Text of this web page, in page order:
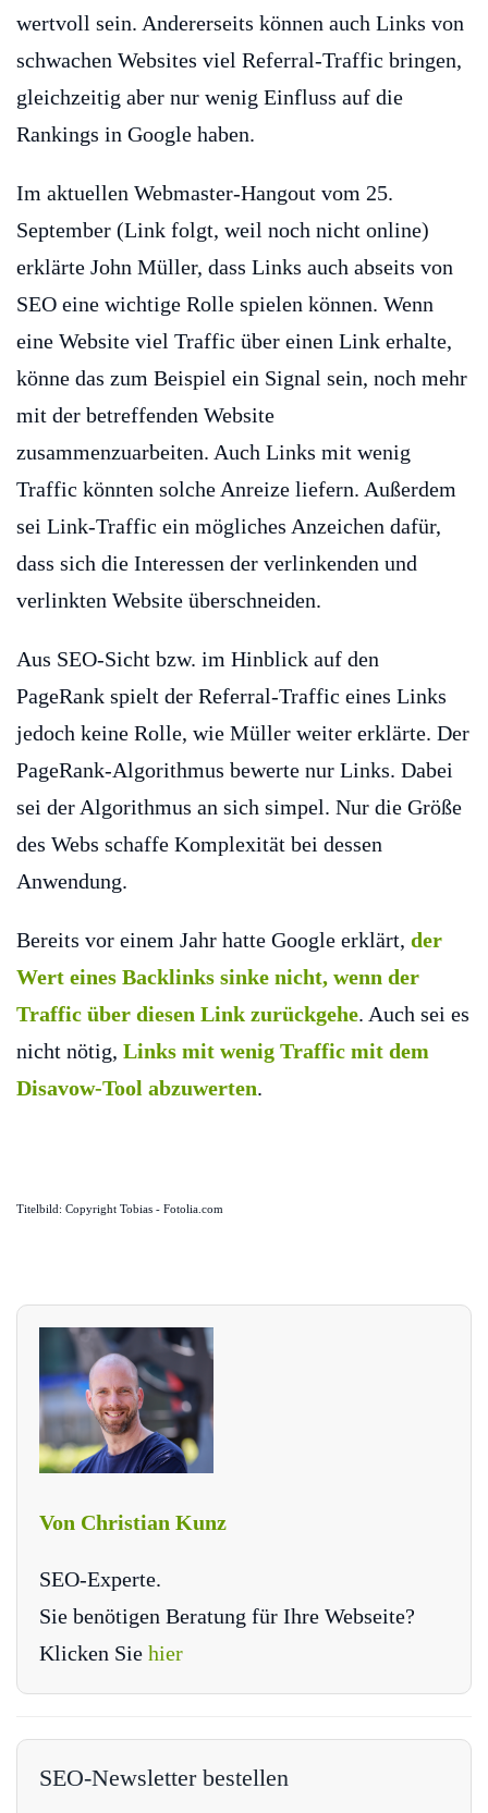
wertvoll sein. Andererseits können auch Links von
schwachen Websites viel Referral-Traffic bringen,
gleichzeitig aber nur wenig Einfluss auf die
Rankings in Google haben.
Im aktuellen Webmaster-Hangout vom 25.
September (Link folgt, weil noch nicht online)
erklärte John Müller, dass Links auch abseits von
SEO eine wichtige Rolle spielen können. Wenn
eine Website viel Traffic über einen Link erhalte,
könne das zum Beispiel ein Signal sein, noch mehr
mit der betreffenden Website
zusammenzuarbeiten. Auch Links mit wenig
Traffic könnten solche Anreize liefern. Außerdem
sei Link-Traffic ein mögliches Anzeichen dafür,
dass sich die Interessen der verlinkenden und
verlinkten Website überschneiden.
Aus SEO-Sicht bzw. im Hinblick auf den
PageRank spielt der Referral-Traffic eines Links
jedoch keine Rolle, wie Müller weiter erklärte. Der
PageRank-Algorithmus bewerte nur Links. Dabei
sei der Algorithmus an sich simpel. Nur die Größe
des Webs schaffe Komplexität bei dessen
Anwendung.
Bereits vor einem Jahr hatte Google erklärt, der
Wert eines Backlinks sinke nicht, wenn der
Traffic über diesen Link zurückgehe. Auch sei es
nicht nötig, Links mit wenig Traffic mit dem
Disavow-Tool abzuwerten.
Titelbild: Copyright Tobias - Fotolia.com
Von Christian Kunz
SEO-Experte.
Sie benötigen Beratung für Ihre Webseite?
Klicken Sie hier
SEO-Newsletter bestellen